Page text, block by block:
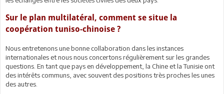
Sur le plan multilatéral, comment se situe la
coopération tuniso-chinoise ?
Nous entretenons une bonne collaboration dans les instances
internationales et nous nous concertons régulièrement sur les grandes
questions. En tant que pays en développement, la Chine et la Tunisie ont
des intérêts communs, avec souvent des positions très proches les unes
des autres.